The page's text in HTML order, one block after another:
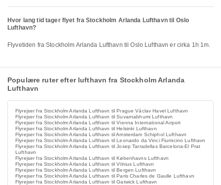
Hvor lang tid tager flyet fra Stockholm Arlanda Lufthavn til Oslo
Lufthavn?
Flyvetiden fra Stockholm Arlanda Lufthavn til Oslo Lufthavn er cirka 1h 1m.
Populære ruter efter lufthavn fra Stockholm Arlanda
Lufthavn
Flyrejser fra Stockholm Arlanda Lufthavn til Prague Václav Havel Lufthavn
Flyrejser fra Stockholm Arlanda Lufthavn til Suvarnabhumi Lufthavn
Flyrejser fra Stockholm Arlanda Lufthavn til Vienna International Airport
Flyrejser fra Stockholm Arlanda Lufthavn til Helsinki Lufthavn
Flyrejser fra Stockholm Arlanda Lufthavn til Amsterdam Schiphol Lufthavn
Flyrejser fra Stockholm Arlanda Lufthavn til Leonardo da Vinci Fiumicino Lufthavn
Flyrejser fra Stockholm Arlanda Lufthavn til Josep Tarradellas Barcelona-El Prat
Lufthavn
Flyrejser fra Stockholm Arlanda Lufthavn til Københavns Lufthavn
Flyrejser fra Stockholm Arlanda Lufthavn til Vilnius Lufthavn
Flyrejser fra Stockholm Arlanda Lufthavn til Bergen Lufthavn
Flyrejser fra Stockholm Arlanda Lufthavn til Paris Charles de Gaulle Lufthavn
Flyrejser fra Stockholm Arlanda Lufthavn til Gatwick Lufthavn